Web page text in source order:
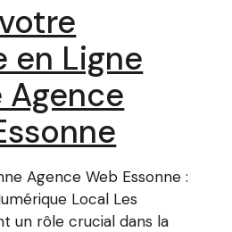
en Ligne
Agence
Agence Web Essonne :
Local Les
un rôle crucial dans la